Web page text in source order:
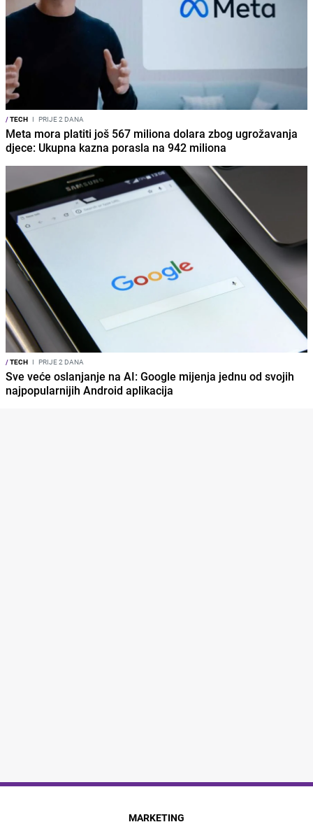
/TECH I PRIJE 2 DANA
Meta mora platiti još 567 miliona dolara zbog ugrožavanja
djece: Ukupna kazna porasla na 942 miliona
/TECH I PRIJE 2 DANA
Sve veće oslanjanje na AI: Google mijenja jednu od svojih
najpopularnijih Android aplikacija
MARKETING